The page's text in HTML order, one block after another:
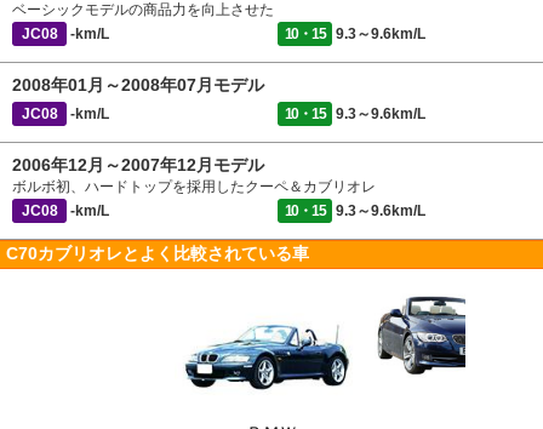
ベーシックモデルの商品力を向上させた
JC08
-km/L 10・15 9.3～9.6km/L
2008年01月～2008年07月モデル
JC08 -km/L 10・15 9.3～9.6km/L
2006年12月～2007年12月モデル
ボルボ初、ハードトップを採用したクーペ＆カブリオレ
JC08
-km/L 10・15 9.3～9.6km/L
C70カブリオレとよく比較されている車